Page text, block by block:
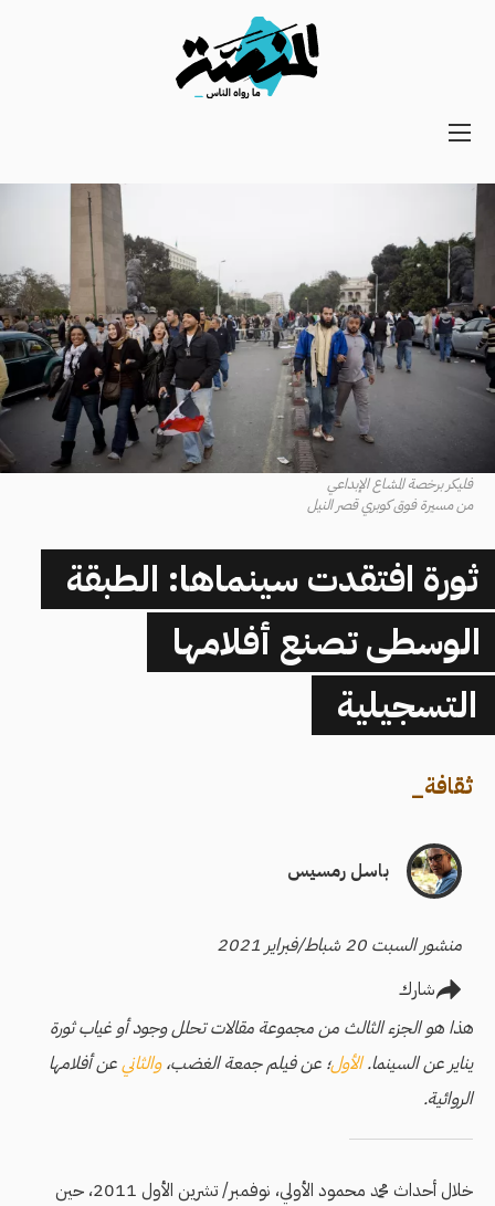
Main
Secondary
Navigation
فليكر برخصة المشاع الإبداعي
من مسيرة فوق كوبري قصر النيل
ثورة افتقدت سينماها: الطبقة
الوسطى تصنع أفلامها
التسجيلية
ثقافة_
باسل رمسيس
منشور السبت 20 شباط/فبراير 2021
شارك
هذا هو الجزء الثالث من مجموعة مقالات تحلل وجود أو غياب ثورة
يناير عن السينما.الأول؛ عن فيلم جمعة الغضب،والثانيعن أفلامها
الروائية.
خلال أحداث محمد محمود الأولي، نوفمبر/ تشرين الأول 2011، حين